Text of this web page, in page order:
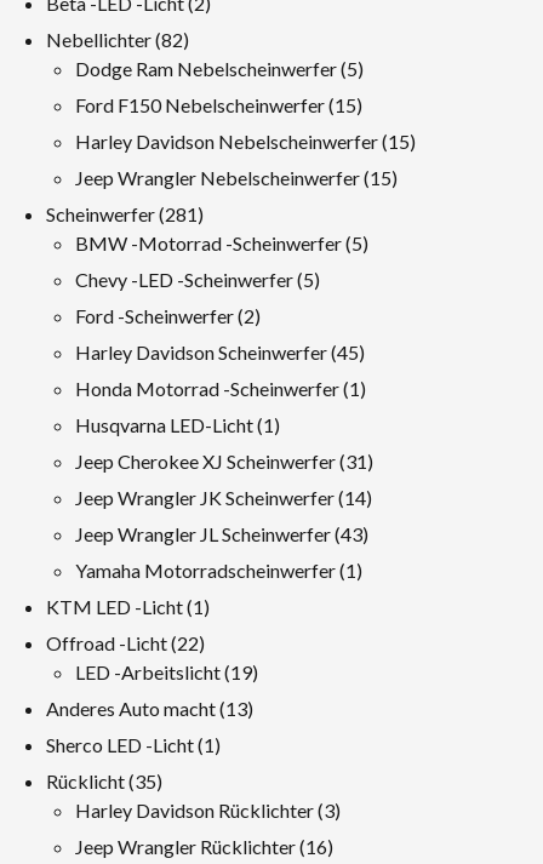
Nebellichter 8282
Produkte
Dodge Ram Nebelscheinwerfer 55
Produkte
Ford F150 Nebelscheinwerfer 1515
Produkte
Harley Davidson Nebelscheinwerfer 1515
Jeep Wrangler Nebelscheinwerfer 1515
Scheinwerfer 281281
Produkte
BMW -Motorrad -Scheinwerfer 55
Chevy -LED -Scheinwerfer 55
Ford -Scheinwerfer 22
Produkte
Harley Davidson Scheinwerfer 4545
Produkte
Honda Motorrad -Scheinwerfer 11
Husqvarna LED-Licht 11
Produkt
Jeep Cherokee XJ Scheinwerfer 3131
Produkte
Jeep Wrangler JK Scheinwerfer 1414
Produkte
Jeep Wrangler JL Scheinwerfer 4343
Yamaha Motorradscheinwerfer 11
KTM LED -Licht 11
Produkt
Offroad -Licht 2222
Produkte
LED -Arbeitslicht 1919
Produkte
Anderes Auto macht 1313
Sherco LED -Licht 11
Rücklicht 3535
Produkte
Harley Davidson Rücklichter 33
Jeep Wrangler Rücklichter 1616